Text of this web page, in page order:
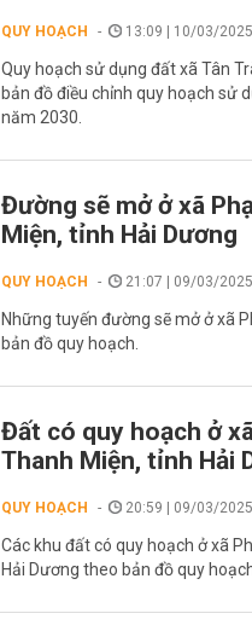
QUY HOẠCH 13:09 | 10/03/2025
Quy hoạch sử dụng đất xã Tân
bản đồ điều chỉnh quy hoạch sử
năm 2030.
Đường sẽ mở ở xã
Miện, tỉnh Hải Dương
QUY HOẠCH 21:07 | 09/03/2025
Những tuyến đường sẽ mở ở xã
bản đồ quy hoạch.
Đất có quy hoạch ở
Thanh Miện, tỉnh Hải
QUY HOẠCH 20:59 | 09/03/2025
Các khu đất có quy hoạch ở xã
Hải Dương theo bản đồ quy